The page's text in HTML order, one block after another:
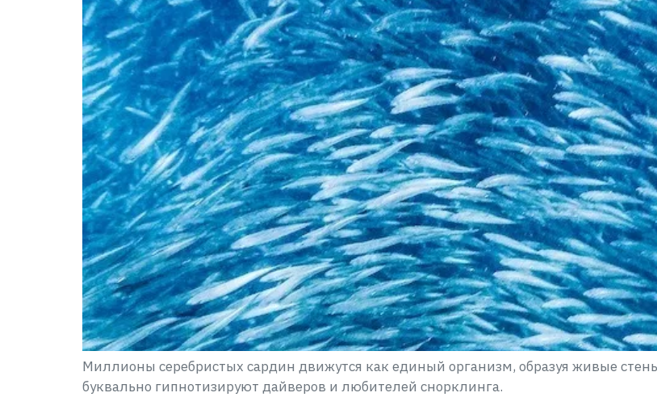
Миллионы серебристых сардин движутся как единый организм, образуя живые
буквально гипнотизируют дайверов и любителей снорклинга.